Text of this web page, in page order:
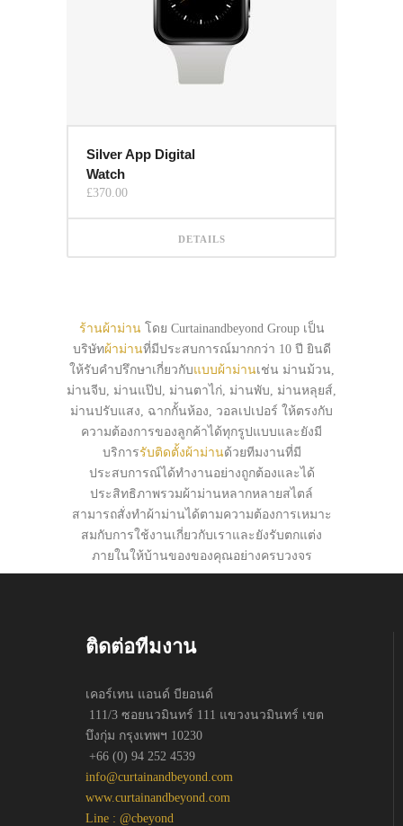
Silver App Digital
Watch
£370.00
DETAILS
ร้านผ้าม่านโดย Curtainandbeyond Group เป็น
บริษัทผ้าม่านที่มีประสบการณ์มากกว่า 10 ปี ยินดี
ให้รับคำปรึกษาเกี่ยวกับแบบผ้าม่านเช่น ม่านม้วน,
ม่านจีบ, ม่านแป๊ป, ม่านตาไก่, ม่านพับ, ม่านหลุยส์,
ม่านปรับแสง, ฉากกั้นห้อง, วอลเปเปอร์ ให้ตรงกับ
ความต้องการของลูกค้าได้ทุกรูปแบบและยังมี
บริการรับติดตั้งผ้าม่านด้วยทีมงานที่มี
ประสบการณ์ได้ทำงานอย่างถูกต้องและได้
ประสิทธิภาพรวมผ้าม่านหลากหลายสไตล์
สามารถสั่งทำผ้าม่านได้ตามความต้องการเหมาะ
สมกับการใช้งานเกี่ยวกับเราและยังรับตกแต่ง
ภายในให้บ้านของของคุณอย่างครบวงจร
ติดต่อทีมงาน
เคอร์เทน แอนด์ บียอนด์
111/3 ซอยนวมินทร์ 111 แขวงนวมินทร์ เขต
บึงกุ่ม กรุงเทพฯ 10230
+66 (0) 94 252 4539
info@curtainandbeyond.com
www.curtainandbeyond.com
Line : @cbeyond